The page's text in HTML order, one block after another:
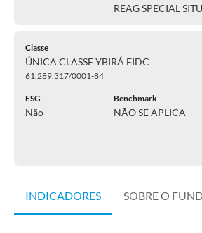
REAG SPECIAL
Classe
ÚNICA CLASSE YBIRÁ FIDC
61.289.317/0001-84
ESG
Não
Benchmark
NÃO SE APLICA
INDICADORES SOBRE O